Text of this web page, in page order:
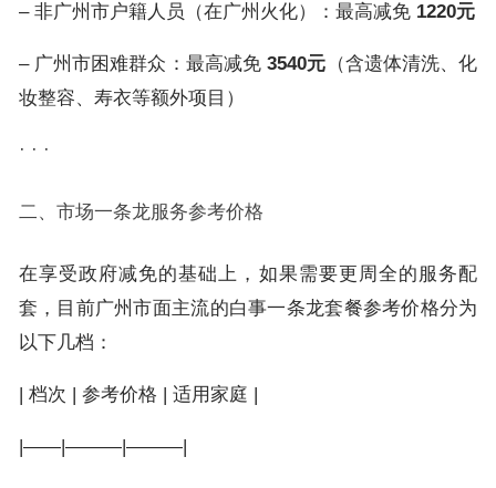
– 非广州市户籍人员（在广州火化）：最高减免 1220元
– 广州市困难群众：最高减免3540元 （含遗体清洗、化
妆整容、寿衣等额外项目）
· · ·
二、市场一条龙服务参考价格
在享受政府减免的基础上，如果需要更周全的服务配
套，目前广州市面主流的白事一条龙套餐参考价格分为
以下几档：
| 档次 | 参考价格 | 适用家庭 |
|——|———|———|